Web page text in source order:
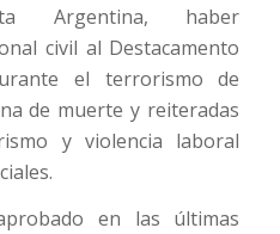
Argentina, haber
civil al Destacamento
el terrorismo de
de muerte y reiteradas
y violencia laboral
en las últimas